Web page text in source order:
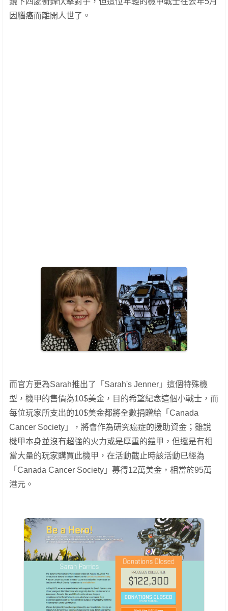
因腦癌而離開人世了。
而官方更為Sarah推出了「Sarah's Jenner」這個特殊機
型，機甲的售價為10$美金，目的希望紀念這個小戰士，而
每位玩家所支出的10$美金都將全數捐贈給「Canada
Cancer Society」，將會作為研究癌症的援助資金；雖說
機甲本身並沒有超強的火力或是厚重的鎧甲，但還是有相
當大量的玩家購買此機甲，在活動截止時該活動已經為
「Canada Cancer Society」募得12萬美金，相當於95萬
港元。